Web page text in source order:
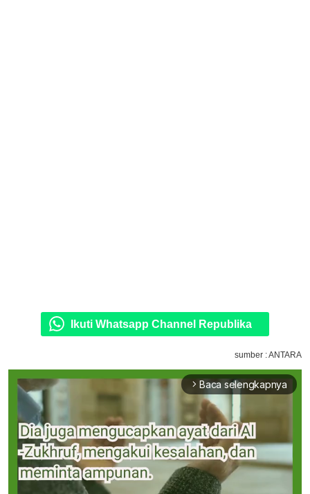
Ikuti Whatsapp Channel Republika
sumber : ANTARA
arrow_forward_ios Baca selengkapnya